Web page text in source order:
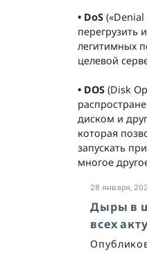
• DoS
перегрузить
легитимных
целевой
• DOS (Disk
диском и
которая
запускать
многое
28 января,
Дыры в
всех